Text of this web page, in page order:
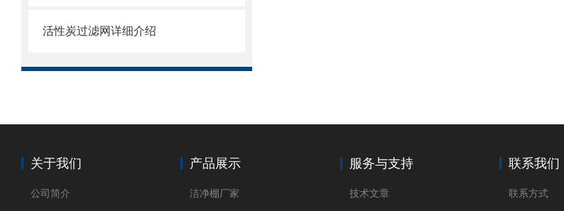
活性炭过滤网详细介绍
关于我们
公司简介
产品展示
洁净棚厂家
服务与支持
技术文章
联系我们
联系方式